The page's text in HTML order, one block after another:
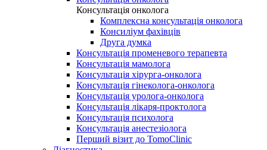
Консультація онколога
Комплексна консультація онколога
Консиліум фахівців
Друга думка
Консультація променевого терапевта
Консультація мамолога
Консультація хірурга-онколога
Консультація гінеколога-онколога
Консультація уролога-онколога
Консультація лікаря-проктолога
Консультація психолога
Консультація анестезіолога
Перший візит до TomoClinic